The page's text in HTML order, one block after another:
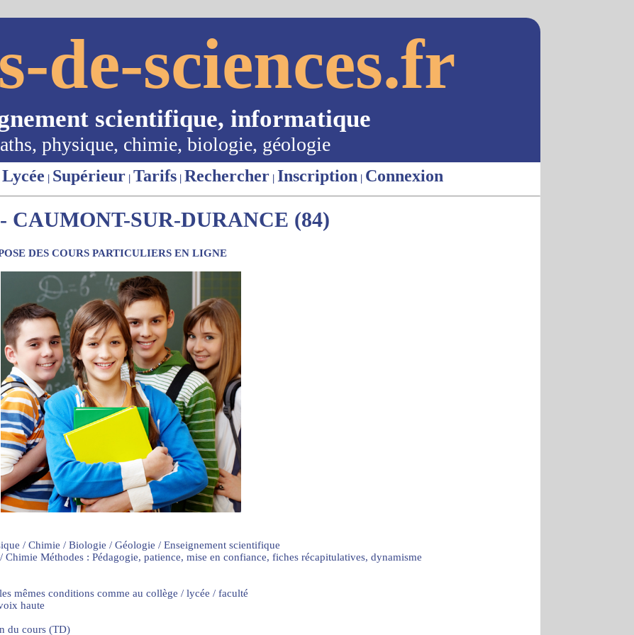
de-sciences.fr
scientifique, informatique
physique, chimie, biologie, géologie
Lycée | Supérieur | Tarifs | Rechercher | Inscription | Connexion
CAUMONT-SUR-DURANCE (84)
DES COURS PARTICULIERS EN LIGNE
/ Chimie / Biologie / Géologie / Enseignement scientifique
Méthodes : Pédagogie, patience, mise en confiance, fiches récapitulatives, dynamisme
mêmes conditions comme au collège / lycée / faculté
haute
du cours (TD)